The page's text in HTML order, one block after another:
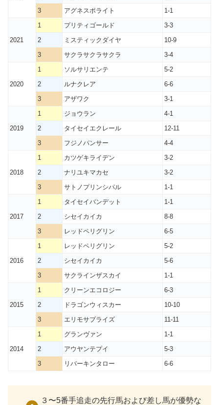
3
アグネスポライト 1-1
2021
1 プリティゴールド
3-3
2
ミスティックダイヤ
10-9
3
サクラサクラサクラ 3-4
2020
1 ソルサリエンテ
5-2
2
ルナクレア
6-6
3
アザワク 3-1
2019
1 ジョウラン
4-1
2
タイセイエクレール
12-11
3
フジノパンサー 4-4
2018
1 カツゲキライデン
3-2
2
ナリユキマカセ
3-2
3
サトノプリンシパル 1-1
2017
1 タイセイバンデット
1-1
2
シセイカイカ
8-8
3
レッドペリグリン 6-5
2016
1 レッドペリグリン
5-2
2
シセイカイカ
5-6
3
サクラインザスカイ 1-1
2015
1 クリーンエコロジー
6-3
2
ドラゴンウィスカー
10-10
3
エリモサプライズ 11-11
2014
1 グランヴァン
1-1
2
アウヤンテプイ
5-3
3
リバーキンタロー 6-6
３〜5番手追走の先行馬および差し馬が優勢な